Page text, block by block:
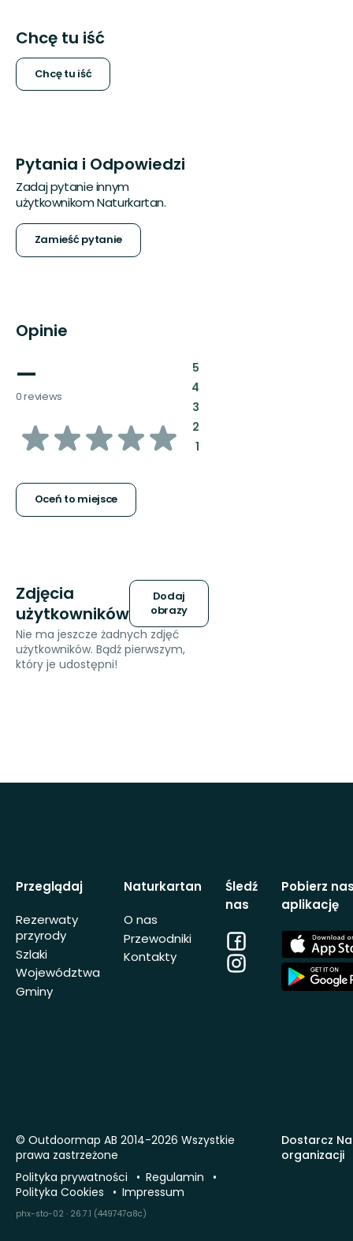
Chcę tu iść
Chcę tu iść
Pytania i Odpowiedzi
Zadaj pytanie innym
użytkownikom Naturkartan.
Zamieść pytanie
Opinie
—
0 reviews
z
gwiazdek
Oceń to miejsce
5:
4:
3:
2:
1:
Zdjęcia
użytkowników
Dodaj
obrazy
Nie ma jeszcze żadnych zdjęć
użytkowników. Bądź pierwszym,
który je udostępni!
Przeglądaj
Rezerwaty
przyrody
Szlaki
Województwa
Gminy
Naturkartan
O nas
Przewodniki
Kontakty
Śledź
nas
Facebook
Instagram
Pobierz
aplikację
App
Store
App
Store
Dostarcz
organizacji
© Outdoormap AB 2014-2026 Wszystkie
prawa zastrzeżone
Polityka prywatności
Regulamin
Polityka Cookies
Impressum
phx-sto-02 · 26.7.1 (449747a8c)